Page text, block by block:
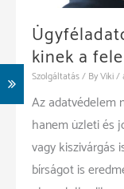
kinek a
Szolgáltatás/ ByViki/
Az adatvédelem
hanem üzleti és
vagy kiszivárgás
bírságot is